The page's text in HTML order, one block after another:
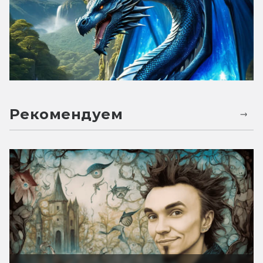
Рекомендуем